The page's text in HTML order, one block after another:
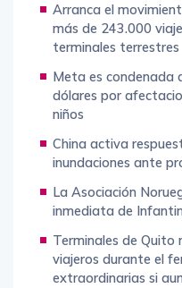
Arranca el
más de 243.000
terminales terrestres
Meta es condenada
dólares por
niños
China activa
inundaciones ante
La Asociación
inmediata de
Terminales de Quito
viajeros durante el
extraordinarias si